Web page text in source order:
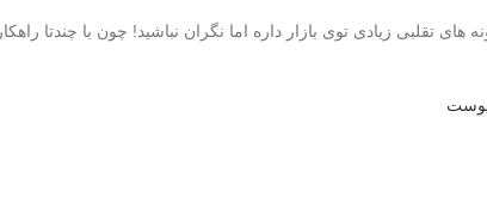
تقلبی زیادی توی بازار داره اما نگران نباشید! چون با چندتا